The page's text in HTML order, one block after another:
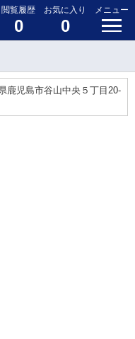
閲覧履歴
0
お気に入り
0
メニュー
鹿児島市谷山中央５丁目20-